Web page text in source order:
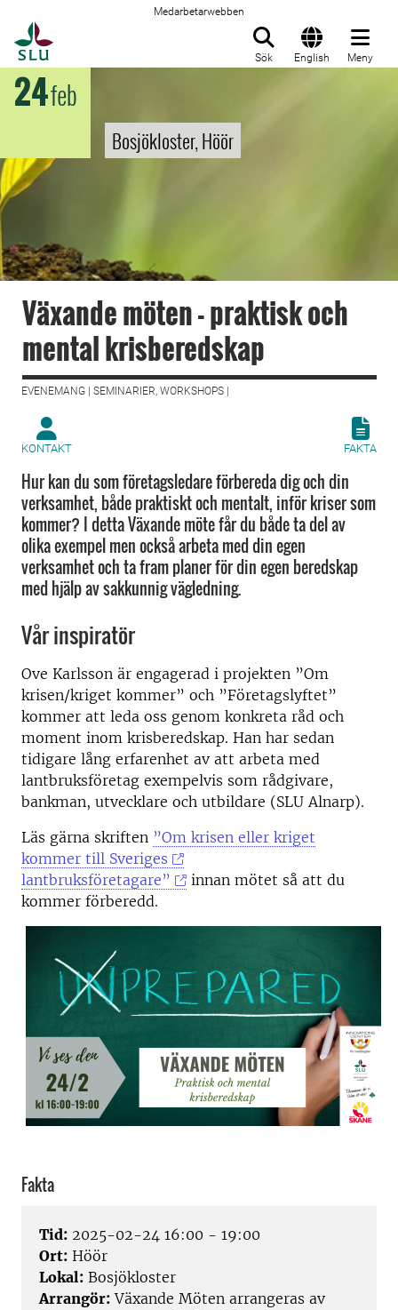
Medarbetarwebben
Sök English Meny
24feb
Bosjökloster, Höör
Växande möten - praktisk och
mental krisberedskap
EVENEMANG | SEMINARIER, WORKSHOPS |
KONTAKT FAKTA
Hur kan du som företagsledare förbereda dig och din
verksamhet, både praktiskt och mentalt, inför kriser som
kommer? I detta Växande möte får du både ta del av
olika exempel men också arbeta med din egen
verksamhet och ta fram planer för din egen beredskap
med hjälp av sakkunnig vägledning.
Vår inspiratör
Ove Karlsson är engagerad i projekten ”Om
krisen/kriget kommer” och ”Företagslyftet”
kommer att leda oss genom konkreta råd och
moment inom krisberedskap. Han har sedan
tidigare lång erfarenhet av att arbeta med
lantbruksföretag exempelvis som rådgivare,
bankman, utvecklare och utbildare (SLU Alnarp).
Läs gärna skriften ”Om krisen eller kriget
kommer till Sveriges
lantbruksföretagare”
innan mötet så att du
kommer förberedd.
Fakta
Tid: 2025-02-24 16:00 - 19:00
Ort: Höör
Lokal: Bosjökloster
Arrangör: Växande Möten arrangeras av